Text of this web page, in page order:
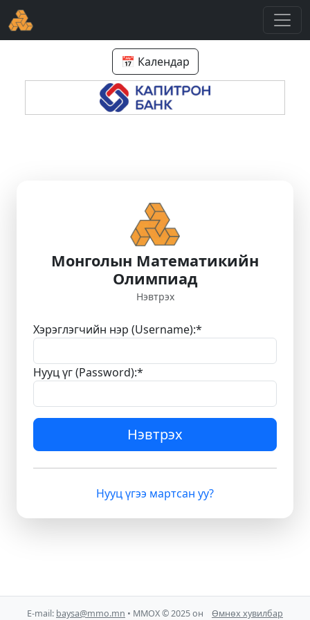
📅 Календар
Монголын Математикийн
Олимпиад
Нэвтрэх
Хэрэглэгчийн нэр (Username):*
Нууц үг (Password):*
Нэвтрэх
Нууц үгээ мартсан уу?
E-mail: baysa@mmo.mn • ММОХ © 2025 он Өмнөх хувилбар